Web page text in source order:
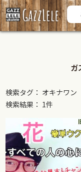
ガ
検索タグ： オキナワン
検索結果： 1件